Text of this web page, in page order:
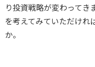
り投資戦略が変わってき
を考えてみていただけれ
か。